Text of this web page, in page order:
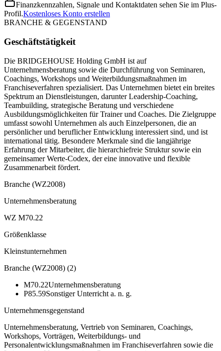
Finanzkennzahlen, Signale und Kontaktdaten sehen Sie im Plus-
Profil.Kostenloses Konto erstellen
BRANCHE & GEGENSTAND
Geschäftstätigkeit
Die BRIDGEHOUSE Holding GmbH ist auf
Unternehmensberatung sowie die Durchführung von Seminaren,
Coachings, Workshops und Weiterbildungsmaßnahmen im
Franchiseverfahren spezialisiert. Das Unternehmen bietet ein breites
Spektrum an Dienstleistungen, darunter Leadership-Coaching,
Teambuilding, strategische Beratung und verschiedene
Ausbildungsmöglichkeiten für Trainer und Coaches. Die Zielgruppe
umfasst sowohl Unternehmen als auch Einzelpersonen, die an
persönlicher und beruflicher Entwicklung interessiert sind, und ist
international tätig. Besondere Merkmale sind die langjährige
Erfahrung der Mitarbeiter, die hierarchiefreie Struktur sowie ein
gemeinsamer Werte-Codex, der eine innovative und flexible
Zusammenarbeit fördert.
Branche (WZ2008)
Unternehmensberatung
WZ M70.22
Größenklasse
Kleinstunternehmen
Branche (WZ2008) (2)
M70.22Unternehmensberatung
P85.59Sonstiger Unterricht a. n. g.
Unternehmensgegenstand
Unternehmensberatung, Vertrieb von Seminaren, Coachings,
Workshops, Vorträgen, Weiterbildungs- und
Personalentwicklungsmaßnahmen im Franchiseverfahren sowie die